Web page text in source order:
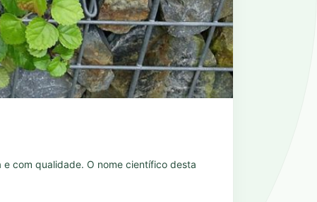
com qualidade. O nome científico desta